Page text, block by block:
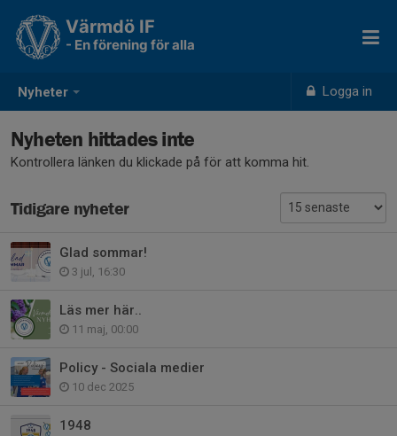
Nyheter Logga in
Värmdö IF
- En förening för alla
Nyheten hittades inte
Kontrollera länken du klickade på för att komma hit.
Tidigare nyheter
Glad sommar!
3 jul, 16:30
Läs mer här..
11 maj, 00:00
Policy - Sociala medier
10 dec 2025
1948